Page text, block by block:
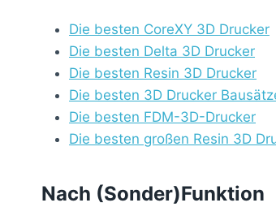
Die besten CoreXY 3D Drucker
Die besten Delta 3D Drucker
Die besten Resin 3D Drucker
Die besten 3D Drucker
Die besten FDM-3D-Drucker
Die besten großen Resin 3D
Nach (Sonder)Funktion